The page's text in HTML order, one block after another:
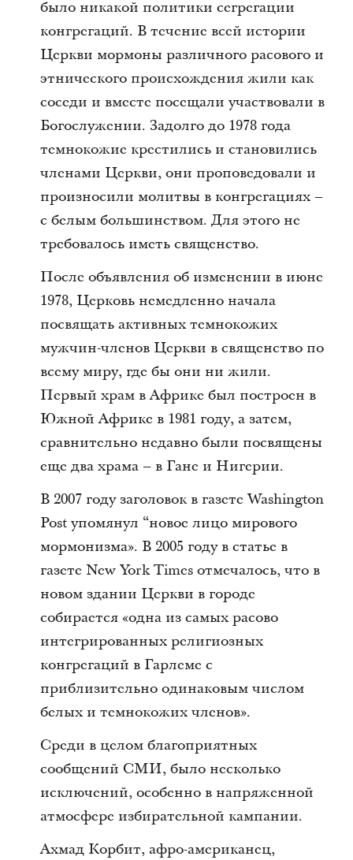
было никакой политики сегрегации
конгрегаций. В течение всей истории
Церкви мормоны различного расового и
этнического происхождения жили как
соседи и вместе посещали участвовали в
Богослужении. Задолго до 1978 года
темнокожие крестились и становились
членами Церкви, они проповедовали и
произносили молитвы в конгрегациях –
с белым большинством. Для этого не
требовалось иметь священство.
После объявления об изменении в июне
1978, Церковь немедленно начала
посвящать активных темнокожих
мужчин-членов Церкви в священство по
всему миру, где бы они ни жили.
Первый храм в Африке был построен в
Южной Африке в 1981 году, а затем,
сравнительно недавно были посвящены
еще два храма – в Гане и Нигерии.
В 2007 году заголовок в газете Washington
Post упомянул “новое лицо мирового
мормонизма». В 2005 году в статье в
газете New York Times отмечалось, что в
новом здании Церкви в городе
собирается «одна из самых расово
интегрированных религиозных
конгрегаций в Гарлеме с
приблизительно одинаковым числом
белых и темнокожих членов».
Среди в целом благоприятных
сообщений СМИ, было несколько
исключений, особенно в напряженной
атмосфере избирательной кампании.
Ахмад Корбит, афро-американец,